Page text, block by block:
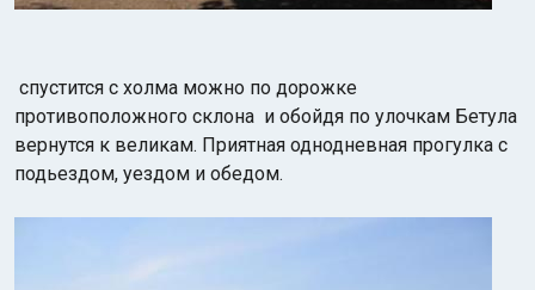
спустится с холма можно по дорожке
противоположного склона и обойдя по улочкам Бетула
вернутся к великам. Приятная однодневная прогулка с
подьездом, уездом и обедом.